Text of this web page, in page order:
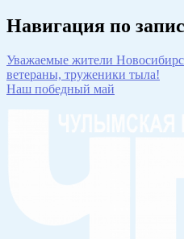
Навигация по
Уважаемые жители
ветераны, труженики тыла!
Наш победный май